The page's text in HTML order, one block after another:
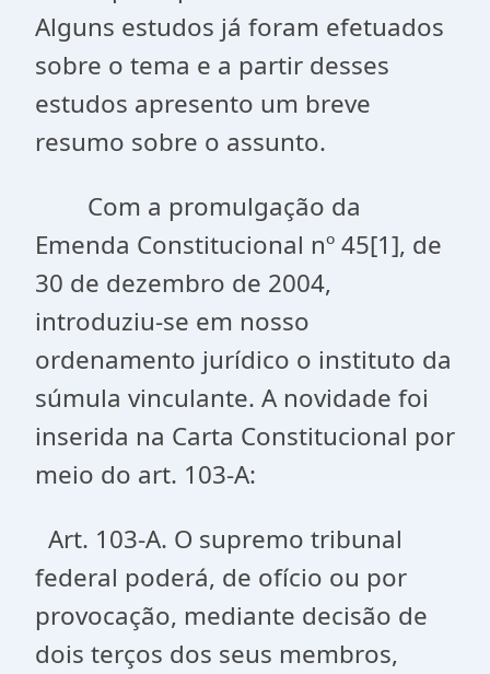
Alguns estudos já foram efetuados
sobre o tema e a partir desses
estudos apresento um breve
resumo sobre o assunto.
Com a promulgação da
Emenda Constitucional nº 45[1], de
30 de dezembro de 2004,
introduziu-se em nosso
ordenamento jurídico o instituto da
súmula vinculante. A novidade foi
inserida na Carta Constitucional por
meio do art. 103-A:
Art. 103-A. O supremo tribunal
federal poderá, de ofício ou por
provocação, mediante decisão de
dois terços dos seus membros,